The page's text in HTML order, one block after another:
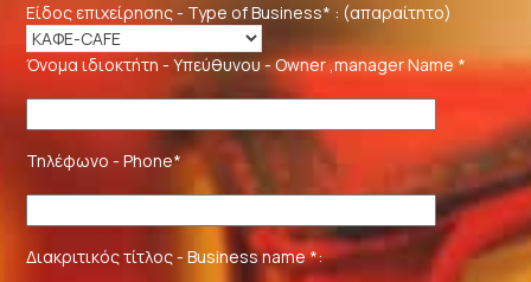
Είδος επιχείρησης - Type of Business* : (απαραίτητο)
Όνομα ιδιοκτήτη - Υπεύθυνου - Owner ,manager Name *
Τηλέφωνο - Phone*
Διακριτικός τίτλος - Business name *: